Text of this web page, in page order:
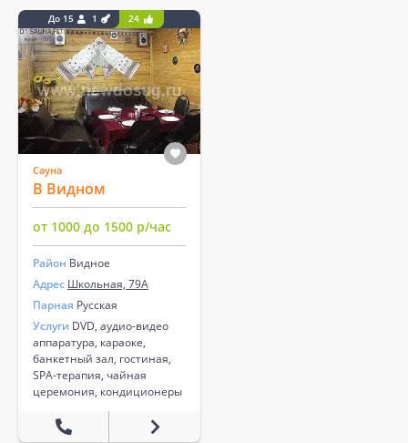
До 15 1 24
Сауна
В Видном
от 1000 до 1500 р/час
Район Видное
Адрес Школьная, 79А
Парная Русская
Услуги DVD, аудио-видео
аппаратура, караоке,
банкетный зал, гостиная,
SPA-терапия, чайная
церемония, кондиционеры